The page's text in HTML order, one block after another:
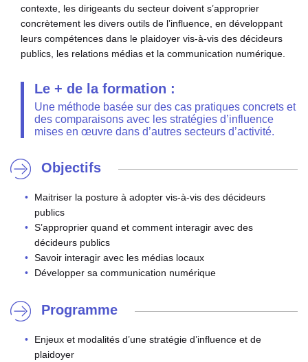
contexte, les dirigeants du secteur doivent s’approprier
concrètement les divers outils de l’influence, en développant
leurs compétences dans le plaidoyer vis-à-vis des décideurs
publics, les relations médias et la communication numérique.
Le + de la formation :
Une méthode basée sur des cas pratiques concrets et
des comparaisons avec les stratégies d’influence
mises en œuvre dans d’autres secteurs d’activité.
Objectifs
Maitriser la posture à adopter vis-à-vis des décideurs
publics
S’approprier quand et comment interagir avec des
décideurs publics
Savoir interagir avec les médias locaux
Développer sa communication numérique
Programme
Enjeux et modalités d’une stratégie d’influence et de
plaidoyer